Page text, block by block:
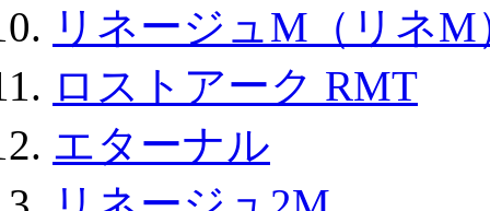
リネージュM（リネM
ロストアーク RMT
エターナル